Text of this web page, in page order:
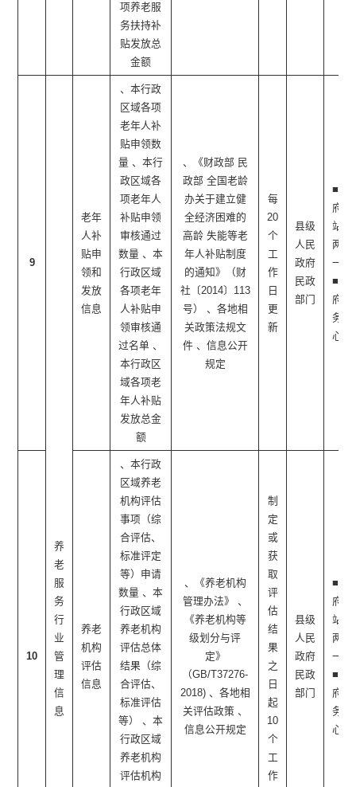
项养老服
务扶持补
贴发放总
金额
9
养
老
服
务
行
业
管
理
信
息
老年
人补
贴申
领和
发放
信息
、本行政
区域各项
老年人补
贴申领数
量 、本行
政区域各
项老年人
补贴申领
审核通过
数量 、本
行政区域
各项老年
人补贴申
领审核通
过名单 、
本行政区
域各项老
年人补贴
发放总金
额
、《财政部 民
政部 全国老龄
办关于建立健
全经济困难的
高龄 失能等老
年人补贴制度
的通知》（财
社〔2014〕113
号） 、各地相
关政策法规文
件 、信息公开
规定
每
20
个
工
作
日
更
新
县级
人民
政府
民政
部门
■政
府网
站 ■
两微
一端
■政
府服
务中
心
10
养老
机构
评估
信息
、本行政
区域养老
机构评估
事项（综
合评估、
标准评定
等）申请
数量 、本
行政区域
养老机构
评估总体
结果（综
合评估、
标准评估
等） 、本
行政区域
养老机构
评估机构
、《养老机构
管理办法》 、
《养老机构等
级划分与评
定》
（GB/T37276-
2018) 、各地相
关评估政策 、
信息公开规定
制
定
或
获
取
评
估
结
果
之
日
起
10
个
工
作
县级
人民
政府
民政
部门
■政
府网
站 ■
两微
一端
■政
府服
务中
心